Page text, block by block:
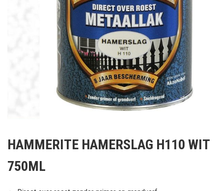
het
van
afbeeldingen-
HAMMERITE HAMERSLAG H110 WIT
750ML